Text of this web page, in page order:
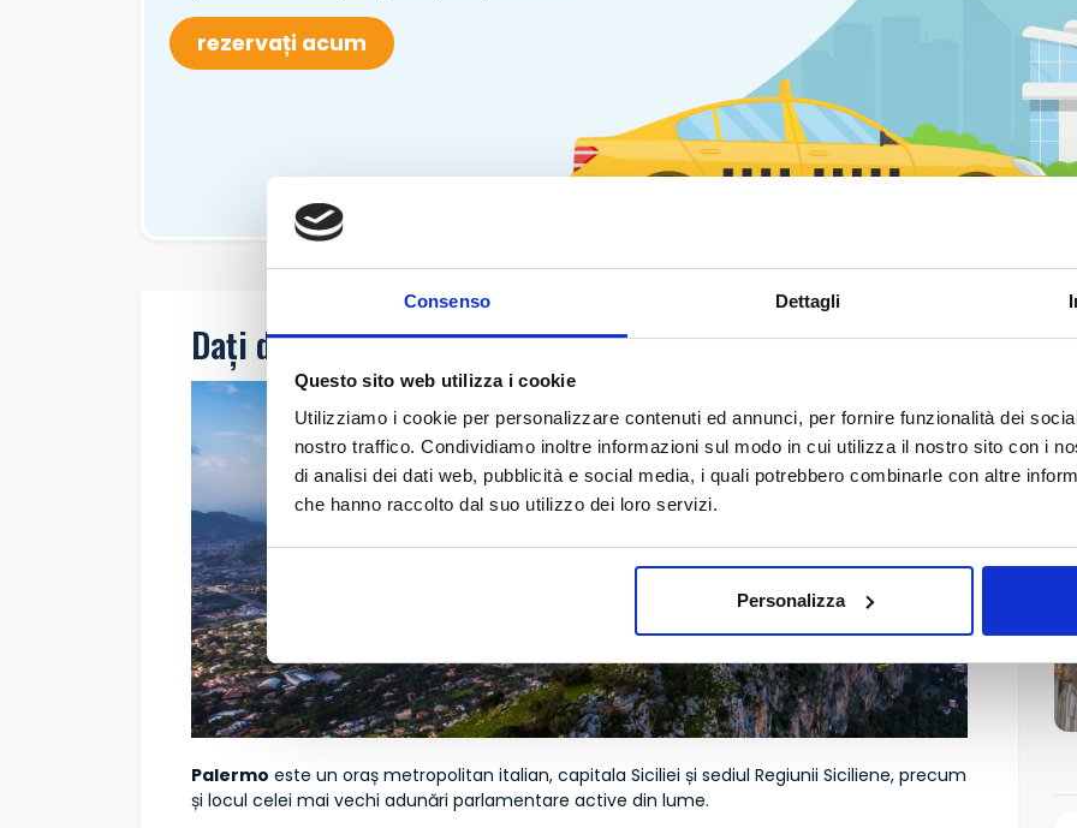
Consenso Dettagli
Questo sito web utilizza i cookie
Utilizziamo i cookie per personalizzare contenuti ed annunci, per fornire funzionalità dei
nostro traffico. Condividiamo inoltre informazioni sul modo in cui utilizza il nostro sito con i
di analisi dei dati web, pubblicità e social media, i quali potrebbero combinarle con altre
che hanno raccolto dal suo utilizzo dei loro servizi.
Personalizza
rezervați acum
Dați din cap Palermo oraș
Palermo este un oraș metropolitan italian, capitala Siciliei și sediul Regiunii Siciliene, precum
și locul celei mai vechi adunări parlamentare active din lume.